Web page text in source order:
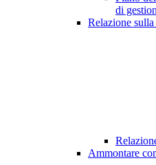
di
Relazione
Ammontare